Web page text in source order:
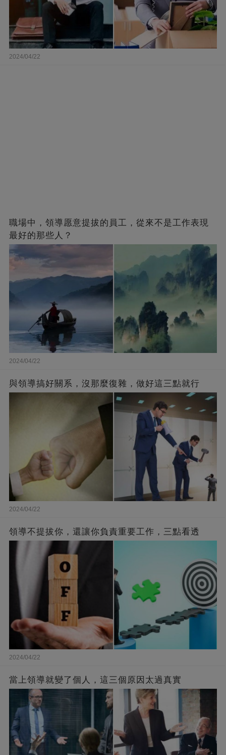
2024/04/22
職場中，領導愿意提拔的員工，從來不是工作表現
最好的那些人？
2024/04/22
與領導搞好關系，沒那麼復雜，做好這三點就行
2024/04/22
領導不提拔你，還讓你負責重要工作，三點看透
2024/04/22
當上領導就變了個人，這三個原因太過真實